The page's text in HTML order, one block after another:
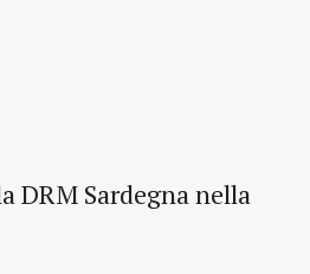
DRM Sardegna nella